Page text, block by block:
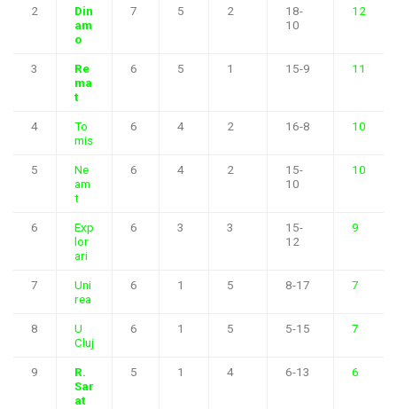
2
Din
am
o
7 5 2
18-
10
12
3
Re
ma
t
6 5 1 15-9 11
4
To
mis
6 4 2 16-8 10
5
Ne
am
t
6 4 2
15-
10
10
6
Exp
lor
ari
6 3 3
15-
12
9
7
Uni
rea
6 1 5 8-17 7
8
U
Cluj
6 1 5 5-15 7
9
R.
Sar
at
5 1 4 6-13 6